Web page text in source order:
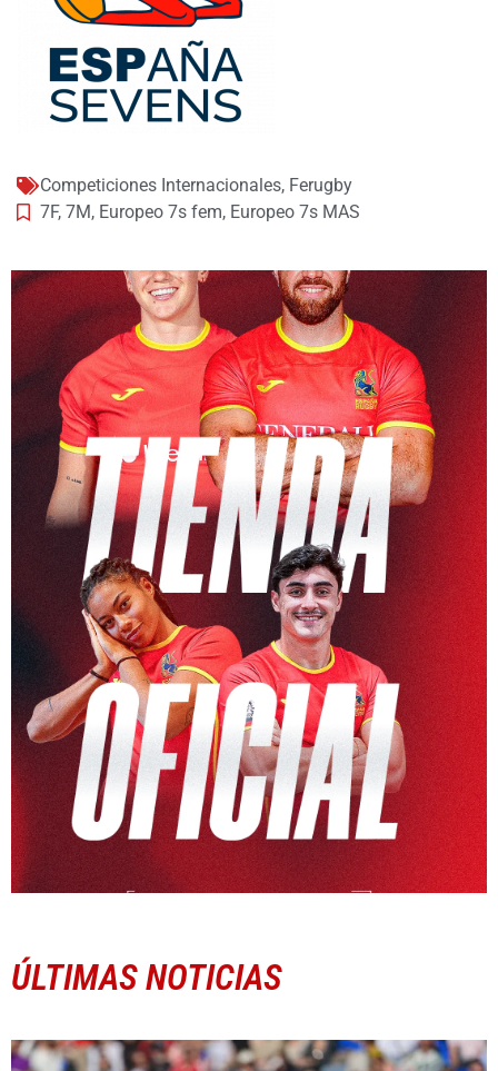
Competiciones Internacionales, Ferugby
7F, 7M, Europeo 7s fem, Europeo 7s MAS
ÚLTIMAS NOTICIAS